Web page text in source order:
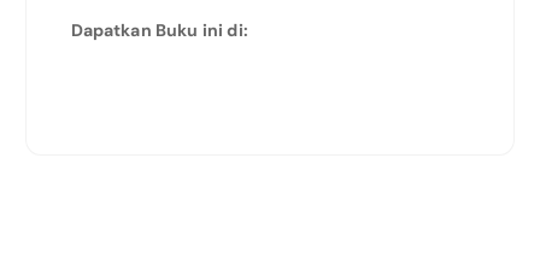
Dapatkan Buku ini di: